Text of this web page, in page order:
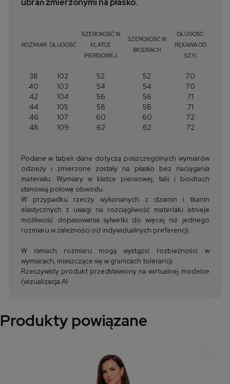
ROZMIAR DŁUGOŚĆ
SZEROKOŚĆ W
KLATCE
PIERSIOWEJ
SZEROKOŚĆ W
BIODRACH
DŁUGOŚĆ
RĘKAWA OD
SZYI
38 102 52 52
70
40
103 54 54
70
42
104 56 56
71
44
105 58 58
71
46
107 60 60
72
48
109 62 62 72
Podane w tabeli dane dotyczą poszczególnych wymiarów
odzieży i zmierzone zostały na płasko bez naciągania
materiału. Wymiary w klatce piersiowej, talii i biodrach
stanowią połowę obwodu.
W przypadku rzeczy wykonanych z dzianin i tkanin
elastycznych z uwagi na rozciągliwość materiału istnieje
możliwość dopasowania sylwetki do więcej niż jednego
rozmiaru w zależności od indywidualnych preferencji.
W ramach rozmiaru mogą wystąpić rozbieżności w
wymiarach, mieszczące się w granicach tolerancji.
Rzeczywisty produkt przedstawiony na wirtualnej modelce
(wizualizacja AI
Produkty powiązane